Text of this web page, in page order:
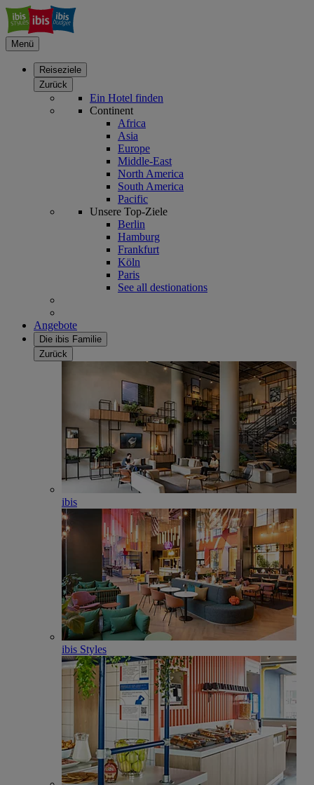
Menü
Reiseziele
Zurück
Ein Hotel finden
Continent
Africa
Asia
Europe
Middle-East
North America
South America
Pacific
Unsere Top-Ziele
Berlin
Hamburg
Frankfurt
Köln
Paris
See all destionations
Angebote
Die ibis Familie
Zurück
ibis
ibis Styles